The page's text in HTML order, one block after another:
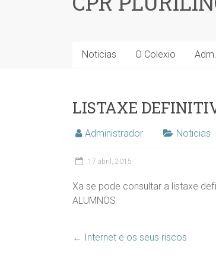
Noticias O Colexio
LISTAXE
Administrador Noticias
17 abril, 2015
Xa se pode consultar a listaxe
ALUMNOS
← Internet e os seus riscos